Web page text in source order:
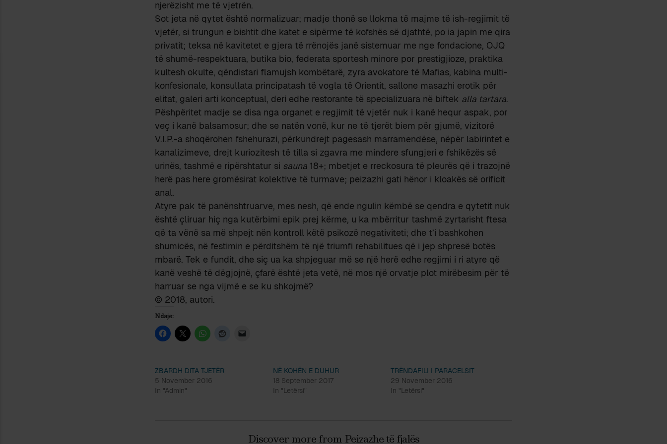
njerëzisht me të vjetrën.
Sot jeta në qytet është normalizuar; madje thonë se llokma të majme të ish-regjimit të
vjetër, si trungun e bishtit dhe katet e sipërme të kofshës së djathtë, po ia japin me qira
privatit; teksa në kavitetet e gjera të rrënojës janë sistemuar me nge fondacione, OJQ
të shumë-respektuara, butika bio, federata sportesh minore por prestigjioze, praktika
kultesh okulte, qëndistari flamujsh kombëtarë, zyra avokatore të Mafias, kabina multi-
konfesionale, konsullata principatash të vogla të Orientit, sallone masazhi erotik për
elitat, galeri arti konceptual, deri edhe restorante të specializuara në biftek alla tartara.
Pëshpëritet madje se disa nga organet e regjimit të vjetër nuk i kanë hequr aspak, por
veç i kanë balsamosur; dhe se natën vonë, kur ne të tjerët biem për gjumë, vizitorë
V.I.P.-a shoqërohen fshehurazi, përkundrejt pagesash marramendëse, nëpër labirintet e
kanalizimeve, drejt kuriozitesh të tilla si zgavra me mindere sfungjeri e fshikëzës së
urinës, tashmë e ripërshtatur si sauna 18+; mbetjet e rreckosura të pleurës që i trazojnë
herë pas here gromësirat kolektive të turmave; peizazhi gati hënor i kloakës së orificit
anal.
Atyre pak të panënshtruarve, mes nesh, që ende ngulin këmbë se qendra e qytetit nuk
është çliruar hiç nga kutërbimi epik prej kërme, u ka mbërritur tashmë zyrtarisht ftesa
që ta vënë sa më shpejt nën kontroll këtë psikozë negativiteti; dhe t’i bashkohen
shumicës, në festimin e përditshëm të një triumfi rehabilitues që i jep shpresë botës
mbarë. Tek e fundit, dhe siç ua ka shpjeguar më se një herë edhe regjimi i ri atyre që
kanë veshë të dëgjojnë, çfarë është jeta vetë, në mos një orvatje plot mirëbesim për të
harruar se nga vijmë e se ku shkojmë?
© 2018, autori.
Ndaje:
ZBARDH DITA TJETËR
5 November 2016
In "Admin"
NË KOHËN E DUHUR
18 September 2017
In "Letërsi"
TRËNDAFILI I PARACELSIT
29 November 2016
In "Letërsi"
Discover more from Peizazhe të fjalës